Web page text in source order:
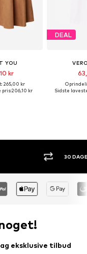
YOU
kr
265,00 kr
pris:206,10 kr
DEAL
Sidste
KØB NU.
eksklusive tilbud